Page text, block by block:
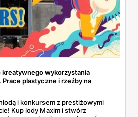
kreatywnego wykorzystania
plastyczne i rzeźby na
i konkursem z prestiżowymi
Kup lody Maxim i stwórz